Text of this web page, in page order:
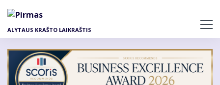
pagrindinį
ALYTAUS KRAŠTO LAIKRAŠTIS